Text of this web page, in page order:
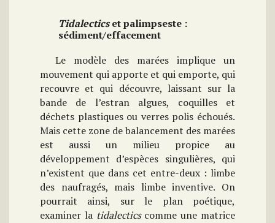
Tidalecticset palimpseste :
sédiment/effacement
Le modèle des marées implique un
mouvement qui apporte et qui emporte, qui
recouvre et qui découvre, laissant sur la
bande de l’estran algues, coquilles et
déchets plastiques ou verres polis échoués.
Mais cette zone de balancement des marées
est aussi un milieu propice au
développement d’espèces singulières, qui
n’existent que dans cet entre-deux : limbe
des naufragés, mais limbe inventive. On
pourrait ainsi, sur le plan poétique,
examiner la tidalecticscomme une matrice